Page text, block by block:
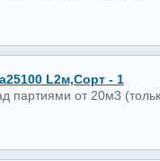
L2м,сорт - 1
партиями от 20м3